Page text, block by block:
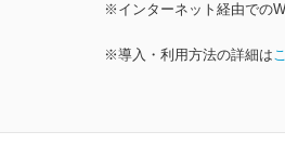
※インターネット経由での
※導入・利用方法の詳細は